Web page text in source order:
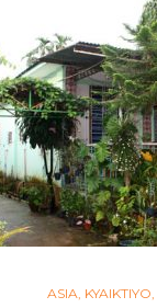
ASIA KYAIKTIYO